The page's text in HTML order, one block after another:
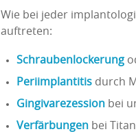
Wie bei jeder
auftreten:
Schraubenlockerung
Periimplantitis durch
Gingivarezession bei
Verfärbungen bei